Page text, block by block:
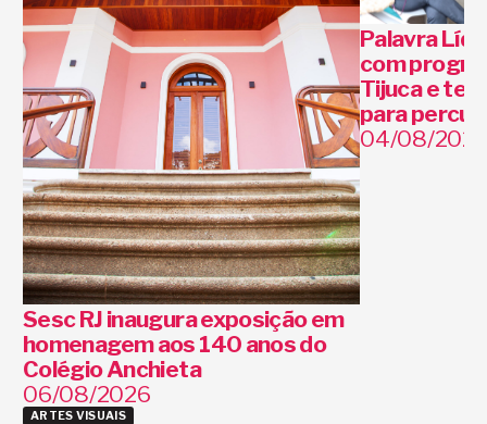
Sesc RJ inaugura exposição em
homenagem aos 140 anos do
Colégio Anchieta
06/08/2026
ARTES VISUAIS
Palavra
com
Tijuca e
para
04/08/